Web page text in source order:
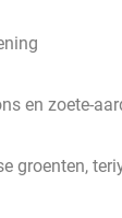
en zoete-
groenten,